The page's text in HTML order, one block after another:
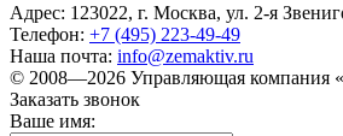
Адрес: 123022, г. Москва, ул. 2-я
Телефон: +7 (495) 223-49-49
Наша почта: info@zemaktiv.ru
© 2008—2026 Управляющая компания
Заказать звонок
Ваше имя: